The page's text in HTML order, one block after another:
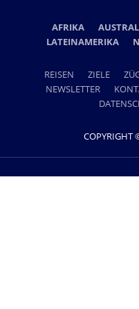
AFRIKA
LATEINAMERIKA
REISEN ZIELE
NEWSLETTER
COPYRIGHT